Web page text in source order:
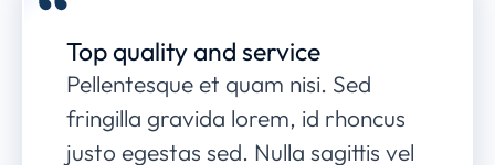
Top quality and service
Pellentesque et quam nisi. Sed
fringilla gravida lorem, id rhoncus
justo egestas sed. Nulla sagittis vel